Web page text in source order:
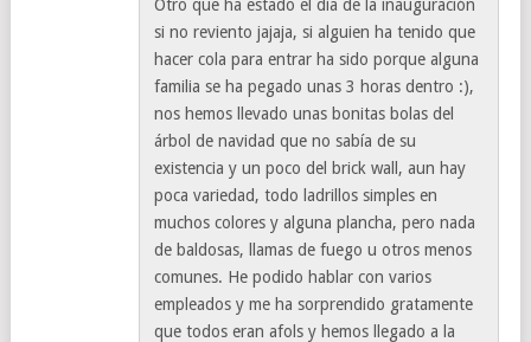
Otro que ha estado el día de la inauguración
si no reviento jajaja, si alguien ha tenido que
hacer cola para entrar ha sido porque alguna
familia se ha pegado unas 3 horas dentro :),
nos hemos llevado unas bonitas bolas del
árbol de navidad que no sabía de su
existencia y un poco del brick wall, aun hay
poca variedad, todo ladrillos simples en
muchos colores y alguna plancha, pero nada
de baldosas, llamas de fuego u otros menos
comunes. He podido hablar con varios
empleados y me ha sorprendido gratamente
que todos eran afols y hemos llegado a la